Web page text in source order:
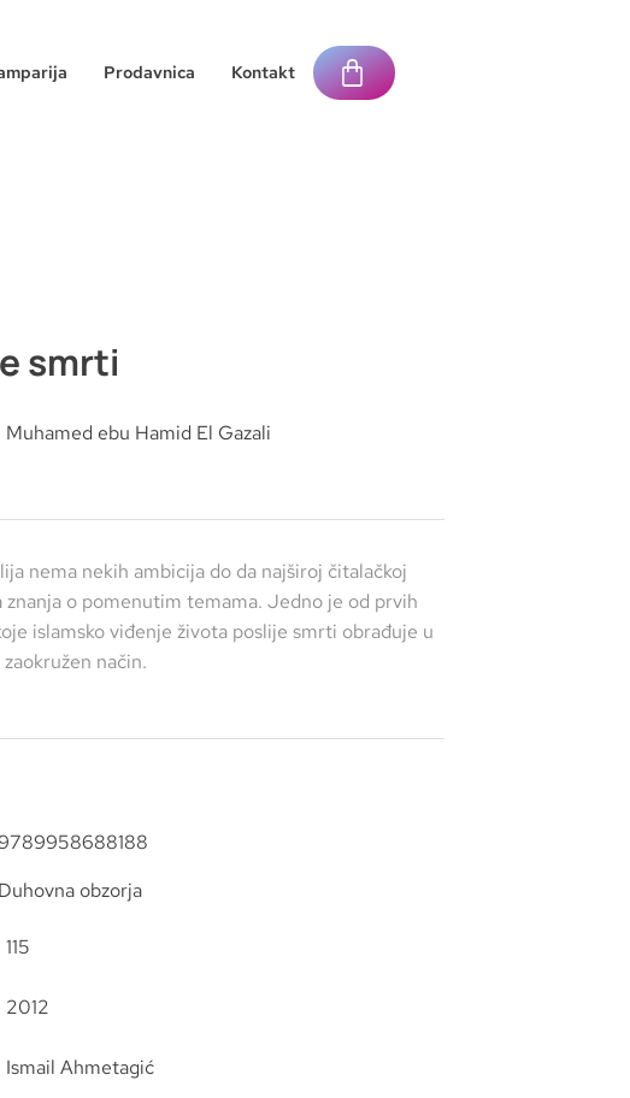
Prodavnica Kontakt
smrti
Muhamed ebu Hamid El Gazali
nema nekih ambicija do da najširoj čitalačkoj
znanja o pomenutim temama. Jedno je od prvih
islamsko viđenje života poslije smrti obrađuje u
način.
Duhovna obzorja
115
2012
Ismail Ahmetagić